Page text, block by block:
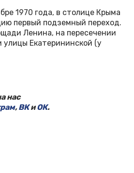
1970 года, в столице Крыма
первый подземный переход.
Ленина, на пересечении
улицы Екатерининской (у
нас
,ВКиОК.